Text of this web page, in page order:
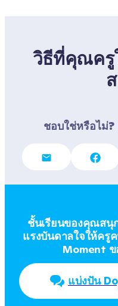
วิธีที่คุณครู
ชอบใช่หรือไม่
ชั้นเรียนของคุณสนุ
แรงบันดาลใจให้ครู
Moment
แบ่งปัน